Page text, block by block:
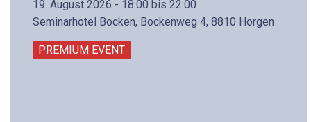
19. August 2026 - 18:00 bis 22:00
Seminarhotel Bocken, Bockenweg 4, 8810 Horgen
PREMIUM EVENT